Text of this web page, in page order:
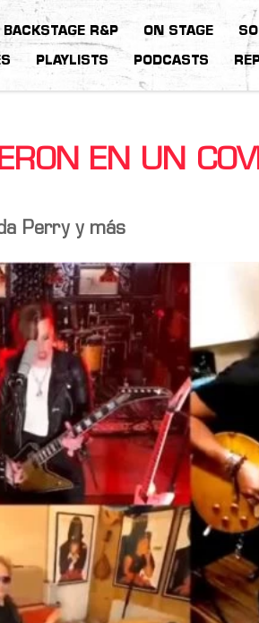
BACKSTAGE R&P ON STAGE
PLAYLISTS PODCASTS
EN UN
Perry y más